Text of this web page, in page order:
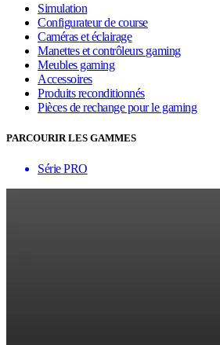
Simulation
Configurateur de course
Caméras et éclairage
Manettes et contrôleurs gaming
Meubles gaming
Accessoires
Produits reconditionnés
Pièces de rechange pour le gaming
PARCOURIR LES GAMMES
Série PRO